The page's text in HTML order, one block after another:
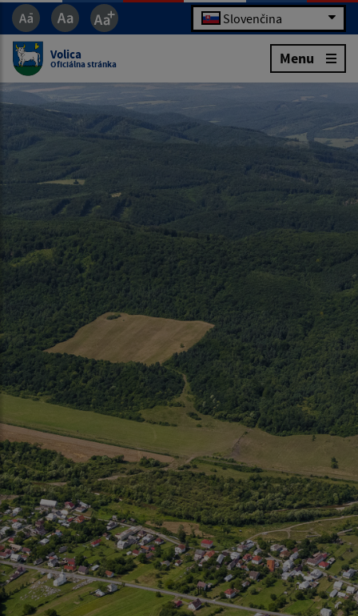
Slovenčina
Volica
Oficiálna stránka Menu